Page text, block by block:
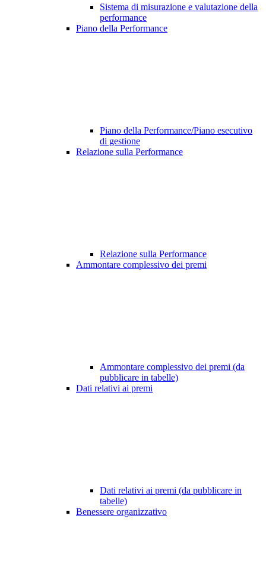
Sistema di misurazione e valutazione della
performance
Piano della Performance
Piano della Performance/Piano esecutivo
di gestione
Relazione sulla Performance
Relazione sulla Performance
Ammontare complessivo dei premi
Ammontare complessivo dei premi (da
pubblicare in tabelle)
Dati relativi ai premi
Dati relativi ai premi (da pubblicare in
tabelle)
Benessere organizzativo